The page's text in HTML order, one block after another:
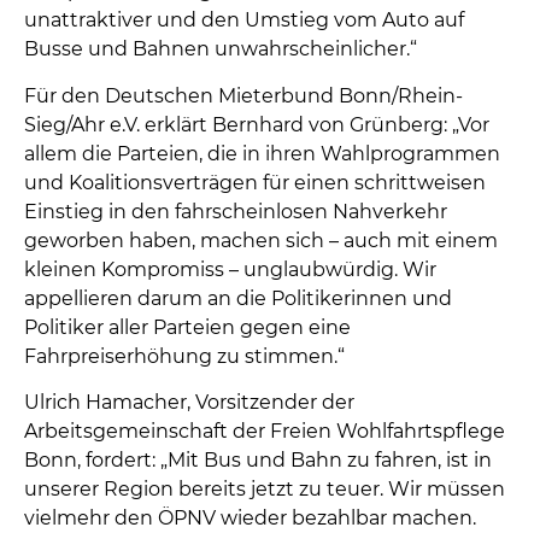
unattraktiver und den Umstieg vom Auto auf
Busse und Bahnen unwahrscheinlicher.“
Für den Deutschen Mieterbund Bonn/Rhein-
Sieg/Ahr e.V. erklärt Bernhard von Grünberg: „Vor
allem die Parteien, die in ihren Wahlprogrammen
und Koalitionsverträgen für einen schrittweisen
Einstieg in den fahrscheinlosen Nahverkehr
geworben haben, machen sich – auch mit einem
kleinen Kompromiss – unglaubwürdig. Wir
appellieren darum an die Politikerinnen und
Politiker aller Parteien gegen eine
Fahrpreiserhöhung zu stimmen.“
Ulrich Hamacher, Vorsitzender der
Arbeitsgemeinschaft der Freien Wohlfahrtspflege
Bonn, fordert: „Mit Bus und Bahn zu fahren, ist in
unserer Region bereits jetzt zu teuer. Wir müssen
vielmehr den ÖPNV wieder bezahlbar machen.